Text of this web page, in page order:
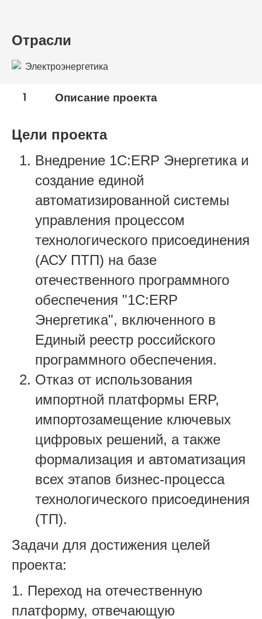
Отрасли
Электроэнергетика
1 Описание проекта
Цели проекта
Внедрение 1С:ERP Энергетика и
создание единой
автоматизированной системы
управления процессом
технологического присоединения
(АСУ ПТП) на базе
отечественного программного
обеспечения "1С:ERP
Энергетика", включенного в
Единый реестр российского
программного обеспечения.
Отказ от использования
импортной платформы ERP,
импортозамещение ключевых
цифровых решений, а также
формализация и автоматизация
всех этапов бизнес-процесса
технологического присоединения
(ТП).
Задачи для достижения целей
проекта:
1. Переход на отечественную
платформу, отвечающую